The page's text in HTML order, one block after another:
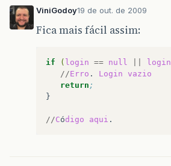
ViniGodoy19 de out. de 2009
Fica mais fácil assim:
if ( login == null login
//Erro . Login vazio
return ;
}
//Código aqui